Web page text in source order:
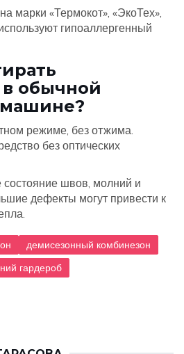
марки «Термокот», «ЭкоТех»,
гипоаллергенный
обычной
режиме, без отжима.
без оптических
состояние швов, молний и
дефекты могут привести к
демисезонный комбинезон
гардероб